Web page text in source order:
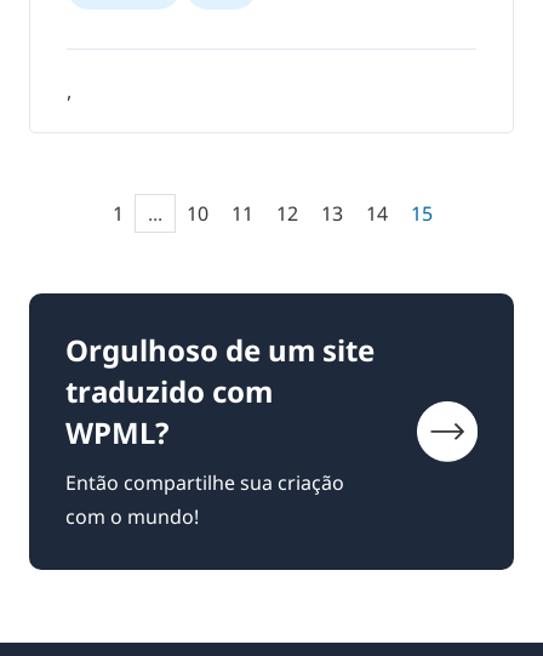
,
1 ... 10 11 12 13 14 15
Orgulhoso de um site
traduzido com
WPML?
Então compartilhe sua criação
com o mundo!